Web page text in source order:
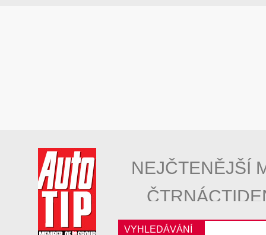
NEJČTENĚJŠÍ
VYHLEDÁVÁNÍ